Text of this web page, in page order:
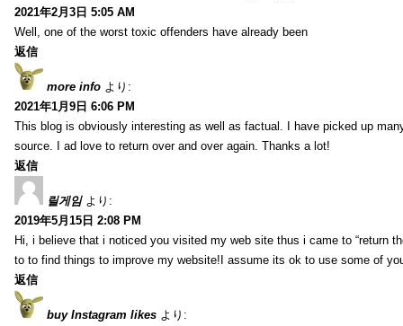
2021年2月3日 5:05 AM
Well, one of the worst toxic offenders have already been
返信
more info より:
2021年1月9日 6:06 PM
This blog is obviously interesting as well as factual. I have picked up
source. I ad love to return over and over again. Thanks a lot!
返信
릴게임 より:
2019年5月15日 2:08 PM
Hi, i believe that i noticed you visited my web site thus i came to “return
to to find things to improve my website!I assume its ok to use some of
返信
buy Instagram likes より: